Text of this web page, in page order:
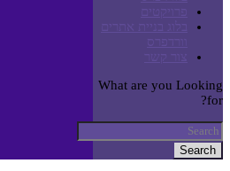
פרויקטים
בלוג בניית אתרים
וורדפרס
צור קשר
What are you Looking
for?
Search